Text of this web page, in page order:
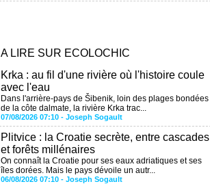
A LIRE SUR ECOLOCHIC
Krka : au fil d'une rivière où l'histoire coule
avec l'eau
Dans l'arrière-pays de Šibenik, loin des plages bondées
de la côte dalmate, la rivière Krka trac...
07/08/2026 07:10 - Joseph Sogault
Plitvice : la Croatie secrète, entre cascades
et forêts millénaires
On connaît la Croatie pour ses eaux adriatiques et ses
îles dorées. Mais le pays dévoile un autr...
06/08/2026 07:10 - Joseph Sogault